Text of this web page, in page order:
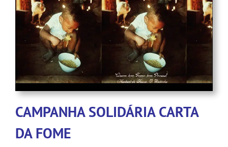
CAMPANHA SOLIDÁRIA CARTA
DA FOME